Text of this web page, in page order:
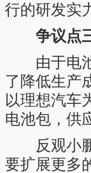
行的研发实
争议点
由于电池
了降低生产
以理想汽车
电池包，供
反观小鹏
要扩展更多